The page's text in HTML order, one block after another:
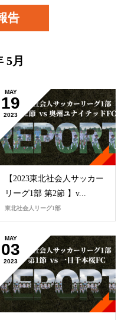
告
5月
MAY
19
2023
【2023東北社会人サッカー
リーグ1部 第2節 】v...
東北社会人リーグ1部
MAY
03
2023